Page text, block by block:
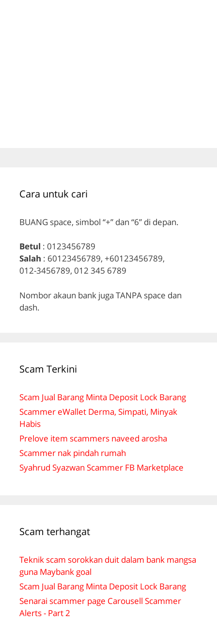
Cara untuk cari
BUANG space, simbol “+” dan “6” di depan.
Betul : 0123456789
Salah : 60123456789, +60123456789,
012-3456789, 012 345 6789
Nombor akaun bank juga TANPA space dan
dash.
Scam Terkini
Scam Jual Barang Minta Deposit Lock Barang
Scammer eWallet Derma, Simpati, Minyak
Habis
Prelove item scammers naveed arosha
Scammer nak pindah rumah
Syahrud Syazwan Scammer FB Marketplace
Scam terhangat
Teknik scam sorokkan duit dalam bank mangsa
guna Maybank goal
Scam Jual Barang Minta Deposit Lock Barang
Senarai scammer page Carousell Scammer
Alerts - Part 2